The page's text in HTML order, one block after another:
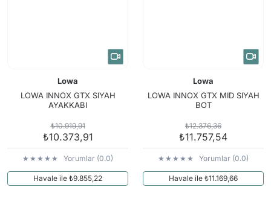
Lowa
LOWA INNOX GTX SIYAH
AYAKKABI
₺10.919,91
₺10.373,91
Yorumlar (0.0)
Havale ile ₺9.855,22
Lowa
LOWA INNOX GTX MID SIYAH
BOT
₺12.376,36
₺11.757,54
Yorumlar (0.0)
Havale ile ₺11.169,66